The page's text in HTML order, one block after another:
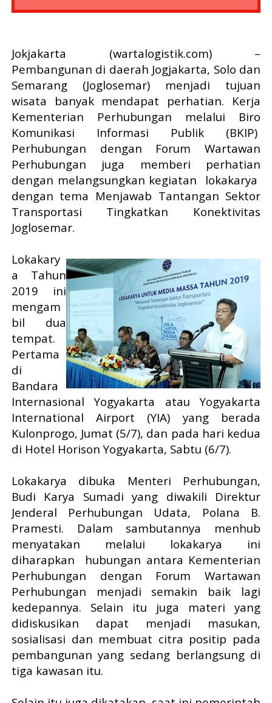
Jokjakarta (wartalogistik.com)
–
Pembangunan di daerah Jogjakarta, Solo dan
Semarang (Joglosemar) menjadi tujuan
wisata banyak mendapat perhatian. Kerja
Kementerian Perhubungan melalui Biro
Komunikasi Informasi Publik (BKIP)
Perhubungan dengan Forum Wartawan
Perhubungan juga memberi perhatian
dengan melangsungkan kegiatan
lokakarya
dengan tema Menjawab Tantangan Sektor
Transportasi Tingkatkan Konektivitas
Joglosemar.
Lokakary
a Tahun
2019 ini
mengam
bil dua
tempat.
Pertama
di
Bandara
Internasional Yogyakarta atau Yogyakarta
International Airport (YIA) yang berada
Kulonprogo, Jumat (5/7), dan pada hari kedua
di Hotel Horison Yogyakarta, Sabtu (6/7).
Lokakarya dibuka Menteri Perhubungan,
Budi Karya Sumadi yang diwakili Direktur
Jenderal Perhubungan Udata, Polana B.
Pramesti. Dalam sambutannya menhub
menyatakan melalui lokakarya ini
diharapkan
hubungan antara Kementerian
Perhubungan dengan Forum Wartawan
Perhubungan menjadi semakin baik lagi
kedepannya. Selain itu juga materi yang
didiskusikan dapat menjadi masukan,
sosialisasi dan membuat citra positip pada
pembangunan yang sedang berlangsung di
tiga kawasan itu.